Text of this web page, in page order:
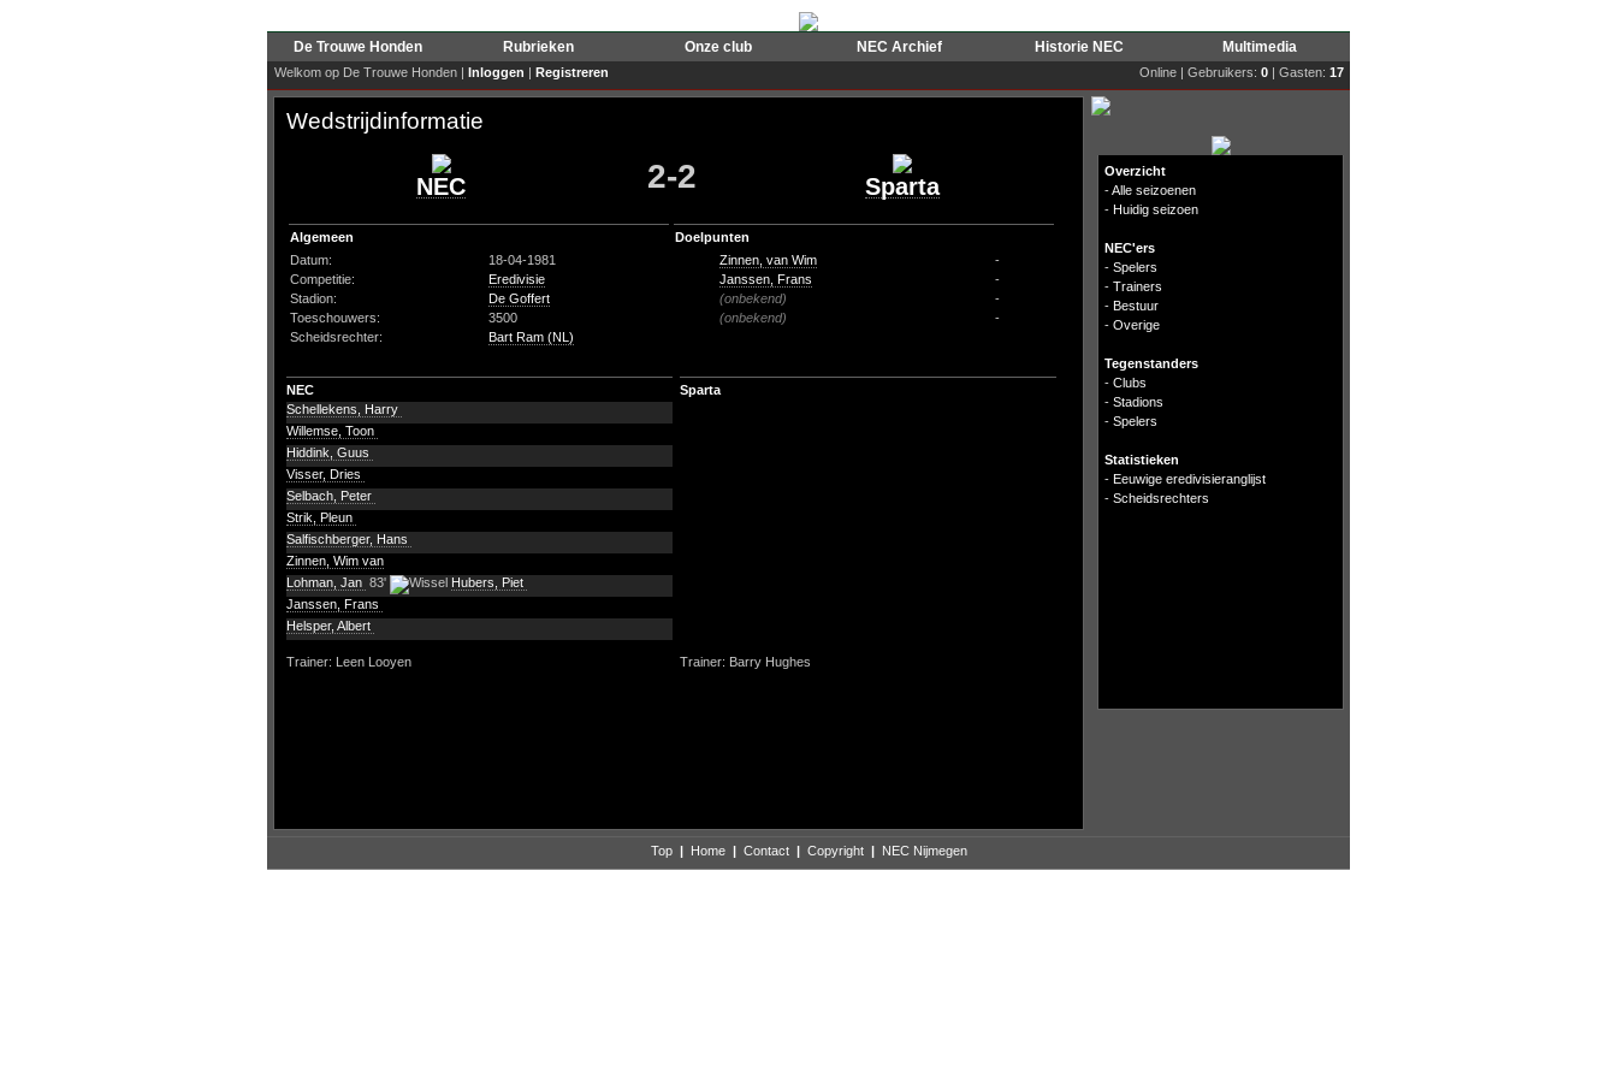
De Trouwe Honden Rubrieken Onze club NEC Archief Historie NEC Multimedia
Welkom op De Trouwe Honden | Inloggen | Registreren Online | Gebruikers: 0 | Gasten: 17
Wedstrijdinformatie
NEC 2-2 Sparta
Algemeen
Datum:
18-04-1981
Competitie:
Eredivisie
Stadion:
De Goffert
Toeschouwers:
3500
Scheidsrechter:
Bart Ram (NL)
Doelpunten
Zinnen, van Wim
-
Janssen, Frans
-
(onbekend)
-
(onbekend)
-
NEC
Sparta
Schellekens, Harry
Willemse, Toon
Hiddink, Guus
Visser, Dries
Selbach, Peter
Strik, Pleun
Salfischberger, Hans
Zinnen, Wim van
Lohman, Jan 83'
Hubers, Piet
Janssen, Frans
Helsper, Albert
Trainer: Leen Looyen Trainer: Barry Hughes
Overzicht
-Alle seizoenen
- Huidig seizoen
NEC'ers
- Spelers
- Trainers
- Bestuur
- Overige
Tegenstanders
- Clubs
- Stadions
- Spelers
Statistieken
- Eeuwige eredivisieranglijst
- Scheidsrechters
Top | Home | Contact | Copyright | NEC Nijmegen